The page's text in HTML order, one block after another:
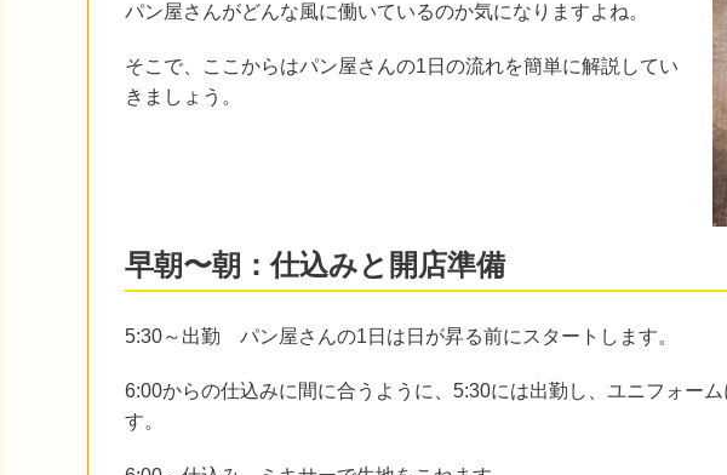
パン屋さんがどんな風に働いているのか気になりますよね。
そこで、ここからはパン屋さんの1日の流れを簡単に解説してい
きましょう。
早朝〜朝：仕込みと開店準備
5:30～出勤 パン屋さんの1日は日が昇る前にスタートします。
6:00からの仕込みに間に合うように、5:30には出勤し、ユニフォー
す。